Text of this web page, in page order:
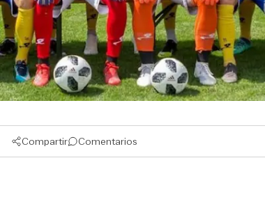
Compartir Comentarios